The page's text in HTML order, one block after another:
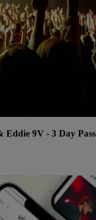
Eddie 9V - 3 Day Pass